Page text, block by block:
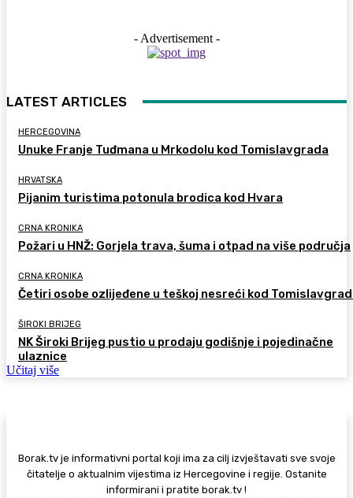
- Advertisement -
LATEST ARTICLES
HERCEGOVINA
Unuke Franje Tuđmana u Mrkodolu kod Tomislavgrada
HRVATSKA
Pijanim turistima potonula brodica kod Hvara
CRNA KRONIKA
Požari u HNŽ: Gorjela trava, šuma i otpad na više područja
CRNA KRONIKA
Četiri osobe ozlijeđene u teškoj nesreći kod
ŠIROKI BRIJEG
NK Široki Brijeg pustio u prodaju godišnje i pojedinačne
ulaznice
Učitaj više
Borak.tv je informativni portal koji ima za cilj izvještavati sve svoje
čitatelje o aktualnim vijestima iz Hercegovine i regije. Ostanite
informirani i pratite borak.tv !